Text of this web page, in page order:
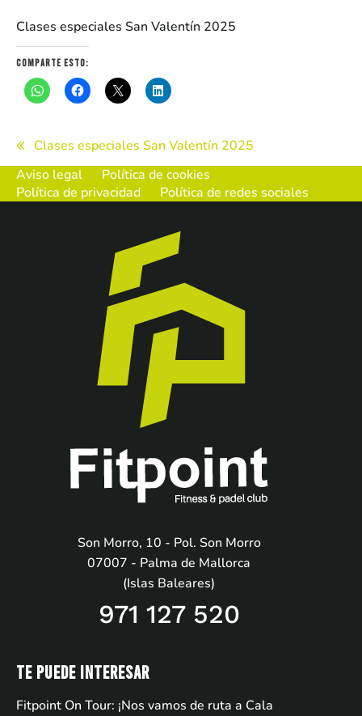
Clases especiales San Valentín 2025
Comparte esto:
Navegación
de
entradas
Clases especiales San Valentín 2025
Aviso legal
Política de cookies
Política de privacidad
Política de redes sociales
Son Morro, 10 - Pol. Son Morro
07007 - Palma de Mallorca
(Islas Baleares)
971 127 520
Te puede interesar
Fitpoint On Tour: ¡Nos vamos de ruta a Cala